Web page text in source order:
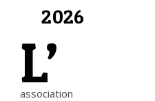
2026
L’
association